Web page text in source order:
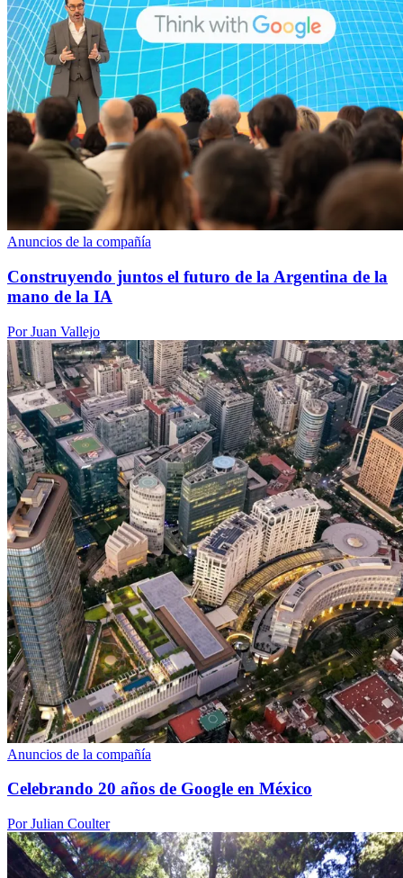
Anuncios de la compañía
Construyendo juntos el futuro de la Argentina de la
mano de la IA
Por Juan Vallejo
Anuncios de la compañía
Celebrando 20 años de Google en México
Por Julian Coulter